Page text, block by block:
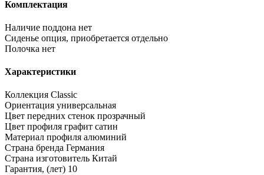
Комплектация
Наличие поддона нет
Сиденье опция, приобретается отдельно
Полочка нет
Характеристики
Коллекция Classic
Ориентация универсальная
Цвет передних стенок прозрачный
Цвет профиля графит сатин
Материал профиля алюминий
Страна бренда Германия
Страна изготовитель Китай
Гарантия, (лет) 10